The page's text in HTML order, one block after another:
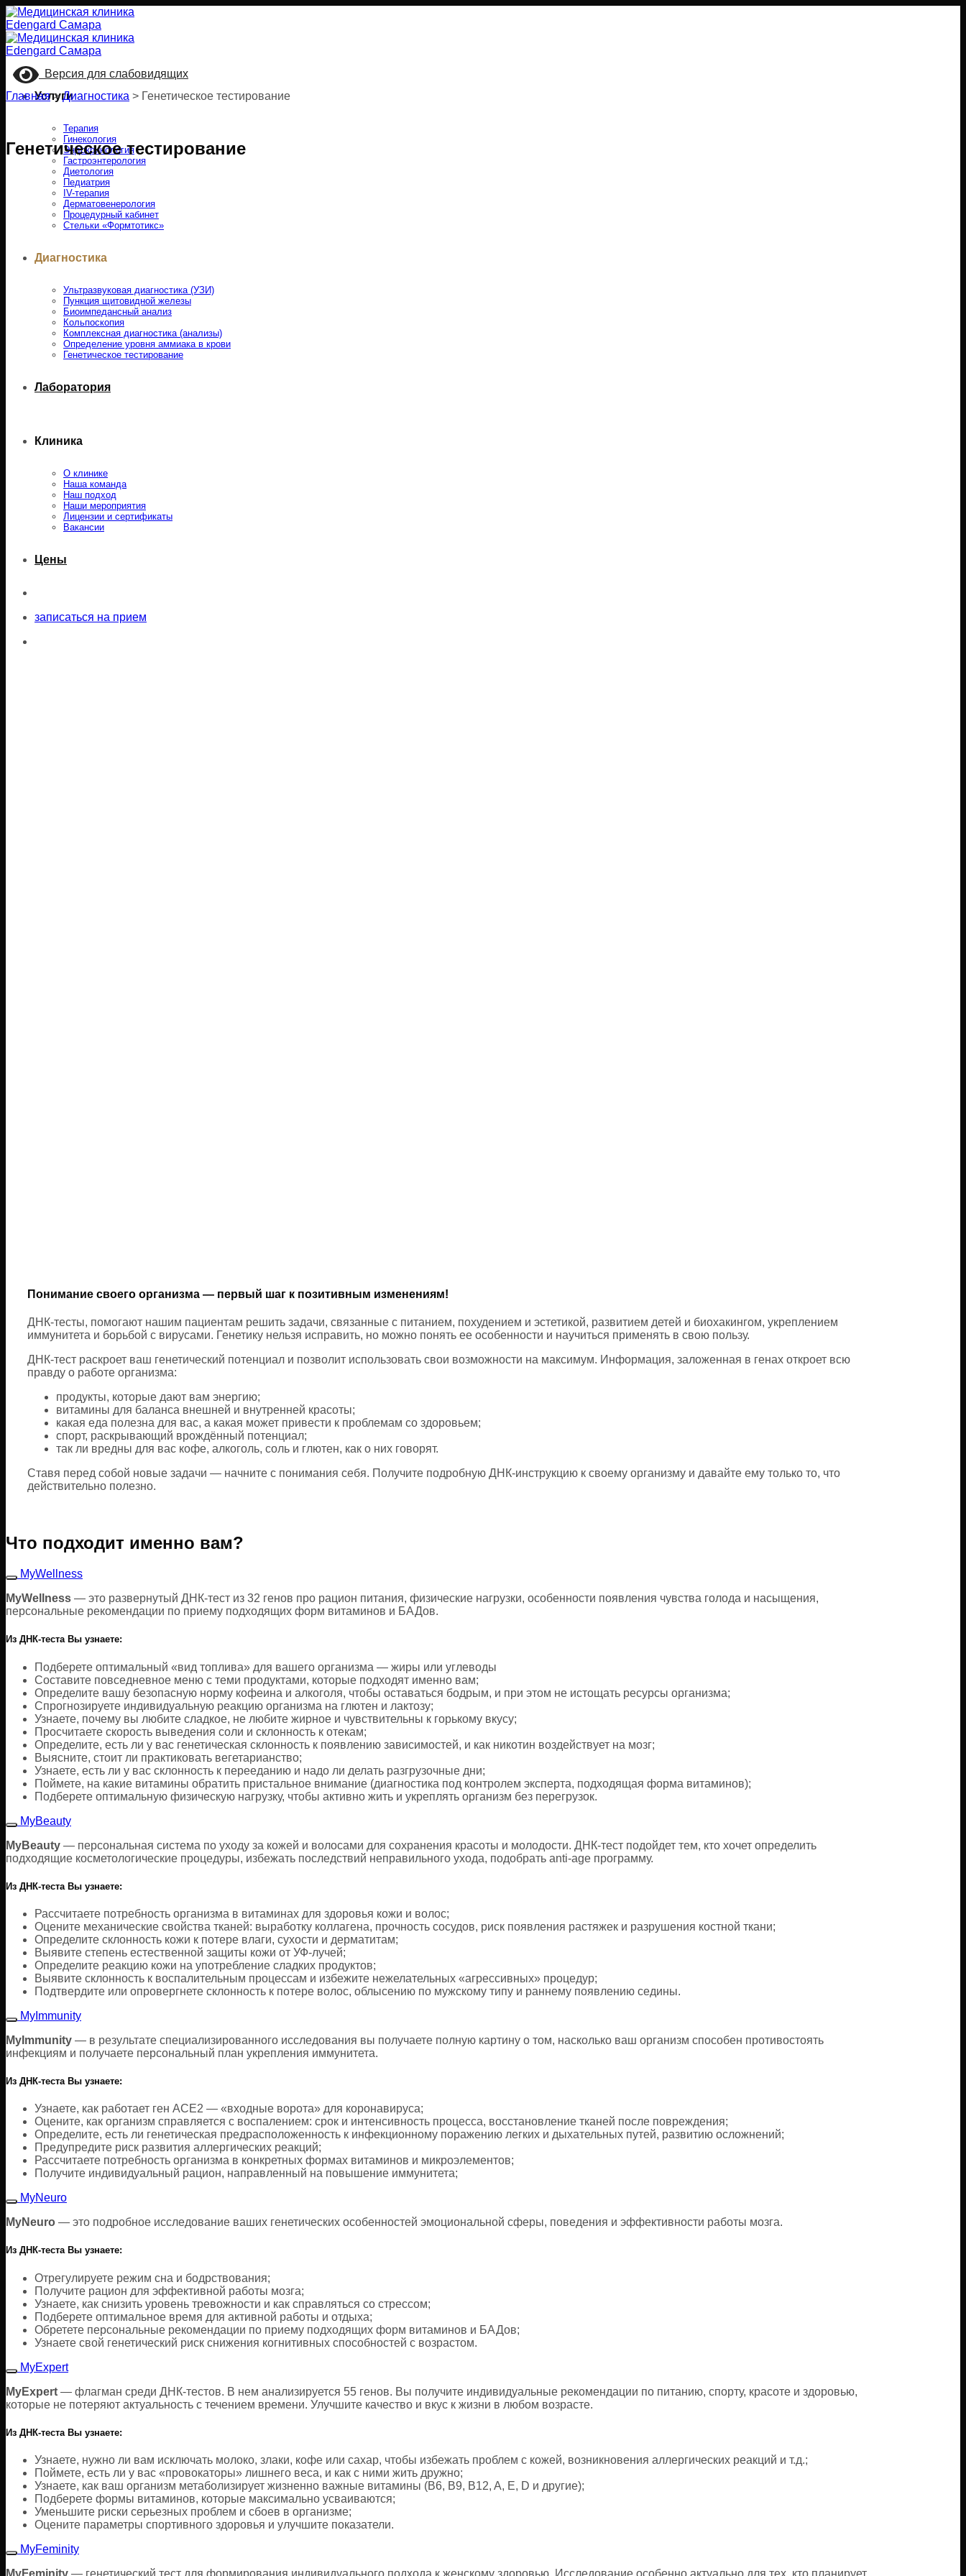
Skip
to
content
Услуги
Терапия
Гинекология
Эндокринология
Гастроэнтерология
Диетология
Педиатрия
IV-терапия
Дерматовенерология
Процедурный кабинет
Стельки «Формтотикс»
Диагностика
Ультразвуковая диагностика (УЗИ)
Пункция щитовидной железы
Биоимпедансный анализ
Кольпоскопия
Комплексная диагностика (анализы)
Определение уровня аммиака в крови
Генетическое тестирование
Лаборатория
Клиника
О клинике
Наша команда
Наш подход
Наши мероприятия
Лицензии и сертификаты
Вакансии
Цены
записаться на прием
Версия для слабовидящих
Главная > Диагностика > Генетическое тестирование
Генетическое тестирование
Понимание своего организма — первый шаг к позитивным изменениям!
ДНК-тесты, помогают нашим пациентам решить задачи, связанные с питанием, похудением и эстетикой, развитием детей и биохакингом, укреплением
иммунитета и борьбой с вирусами. Генетику нельзя исправить, но можно понять ее особенности и научиться применять в свою пользу.
ДНК-тест раскроет ваш генетический потенциал и позволит использовать свои возможности на максимум. Информация, заложенная в генах откроет всю
правду о работе организма:
продукты, которые дают вам энергию;
витамины для баланса внешней и внутренней красоты;
какая еда полезна для вас, а какая может привести к проблемам со здоровьем;
спорт, раскрывающий врождённый потенциал;
так ли вредны для вас кофе, алкоголь, соль и глютен, как о них говорят.
Ставя перед собой новые задачи — начните с понимания себя. Получите подробную ДНК-инструкцию к своему организму и давайте ему только то, что
действительно полезно.
Что подходит именно вам?
MyWellness
MyWellness — это развернутый ДНК-тест из 32 генов про рацион питания, физические нагрузки, особенности появления чувства голода и насыщения,
персональные рекомендации по приему подходящих форм витаминов и БАДов.
Из ДНК-теста Вы узнаете:
Подберете оптимальный «вид топлива» для вашего организма — жиры или углеводы
Составите повседневное меню с теми продуктами, которые подходят именно вам;
Определите вашу безопасную норму кофеина и алкоголя, чтобы оставаться бодрым, и при этом не истощать ресурсы организма;
Спрогнозируете индивидуальную реакцию организма на глютен и лактозу;
Узнаете, почему вы любите сладкое, не любите жирное и чувствительны к горькому вкусу;
Просчитаете скорость выведения соли и склонность к отекам;
Определите, есть ли у вас генетическая склонность к появлению зависимостей, и как никотин воздействует на мозг;
Выясните, стоит ли практиковать вегетарианство;
Узнаете, есть ли у вас склонность к перееданию и надо ли делать разгрузочные дни;
Поймете, на какие витамины обратить пристальное внимание (диагностика под контролем эксперта, подходящая форма витаминов);
Подберете оптимальную физическую нагрузку, чтобы активно жить и укреплять организм без перегрузок.
MyBeauty
MyBeauty — персональная система по уходу за кожей и волосами для сохранения красоты и молодости. ДНК-тест подойдет тем, кто хочет определить
подходящие косметологические процедуры, избежать последствий неправильного ухода, подобрать anti-age программу.
Из ДНК-теста Вы узнаете:
Рассчитаете потребность организма в витаминах для здоровья кожи и волос;
Оцените механические свойства тканей: выработку коллагена, прочность сосудов, риск появления растяжек и разрушения костной ткани;
Определите склонность кожи к потере влаги, сухости и дерматитам;
Выявите степень естественной защиты кожи от УФ-лучей;
Определите реакцию кожи на употребление сладких продуктов;
Выявите склонность к воспалительным процессам и избежите нежелательных «агрессивных» процедур;
Подтвердите или опровергнете склонность к потере волос, облысению по мужскому типу и раннему появлению седины.
MyImmunity
MyImmunity — в результате специализированного исследования вы получаете полную картину о том, насколько ваш организм способен противостоять
инфекциям и получаете персональный план укрепления иммунитета.
Из ДНК-теста Вы узнаете:
Узнаете, как работает ген ACE2 — «входные ворота» для коронавируса;
Оцените, как организм справляется с воспалением: срок и интенсивность процесса, восстановление тканей после повреждения;
Определите, есть ли генетическая предрасположенность к инфекционному поражению легких и дыхательных путей, развитию осложнений;
Предупредите риск развития аллергических реакций;
Рассчитаете потребность организма в конкретных формах витаминов и микроэлементов;
Получите индивидуальный рацион, направленный на повышение иммунитета;
MyNeuro
MyNeuro — это подробное исследование ваших генетических особенностей эмоциональной сферы, поведения и эффективности работы мозга.
Из ДНК-теста Вы узнаете:
Отрегулируете режим сна и бодрствования;
Получите рацион для эффективной работы мозга;
Узнаете, как снизить уровень тревожности и как справляться со стрессом;
Подберете оптимальное время для активной работы и отдыха;
Обретете персональные рекомендации по приему подходящих форм витаминов и БАДов;
Узнаете свой генетический риск снижения когнитивных способностей с возрастом.
MyExpert
MyExpert — флагман среди ДНК-тестов. В нем анализируется 55 генов. Вы получите индивидуальные рекомендации по питанию, спорту, красоте и здоровью,
которые не потеряют актуальность с течением времени. Улучшите качество и вкус к жизни в любом возрасте.
Из ДНК-теста Вы узнаете:
Узнаете, нужно ли вам исключать молоко, злаки, кофе или сахар, чтобы избежать проблем с кожей, возникновения аллергических реакций и т.д.;
Поймете, есть ли у вас «провокаторы» лишнего веса, и как с ними жить дружно;
Узнаете, как ваш организм метаболизирует жизненно важные витамины (B6, B9, B12, A, E, D и другие);
Подберете формы витаминов, которые максимально усваиваются;
Уменьшите риски серьезных проблем и сбоев в организме;
Оцените параметры спортивного здоровья и улучшите показатели.
MyFeminity
MyFeminity — генетический тест для формирования индивидуального подхода к женскому здоровью. Исследование особенно актуально для тех, кто планирует